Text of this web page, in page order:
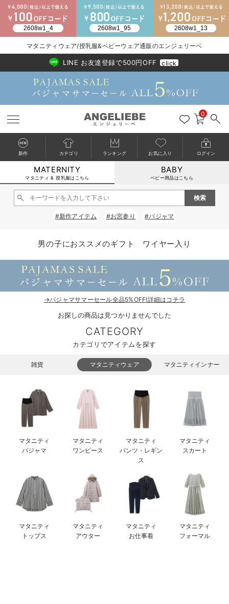
マタニティウェア全て
マタニティ ワンピース
マタニティ トップス
マタニティ アウター（コート）・ママコート
マタニティ 下着・インナー全て
授乳ブラ・マタニティブラ（マタニティインナー・産後用品）
マタニティ 授乳 キャミソール
産褥ショーツ
骨盤・マタニティベルト （妊娠中・産後）
マタニティ 腹巻き
授乳服全て
マタニティ フォーマル全て
マタニティ スーツ
マタニティ フォーマル パンツ・ボトムス
授乳用品全て
妊婦用 抱き枕・授乳クッション
マタニティレッグウェア全て
マタニティストッキング・タイツ
マタニティ ボディケア全て
アウトレット全て
【アウトレット】ワンピース
【アウトレット】パジャマ
【アウトレット】インナー
【アウトレット】ベビー
特集全て
コットン素材
ブラトップ
快適機能ウェア特集 トップス
快適機能ウェア特集 ボトムス
快適機能ウェア特集 パジャマ
安心の日本製。先輩ママが買ってよかった！本当に必要な出産準備品
ハレの日に着るANGELIEBEのセレモニー
買って正解！高評価レビューアイテム
再入荷全て
再入荷｜インナー
戻る
送料無料アイテム全て
ワンピース
スカート
パジャマ
インナー
ベビー
戻る
ブラキャミ おまとめ
MAX55%OFF ブラックフ
戻る
【37周年祭セール】
【37周年祭セール】
戻る
気温差別オススメア
【15℃】3月下旬～
戻る
動きやすく着回しで
戻る
強撚スムース(コスパ
戻る
マタニティウェア
【おまとめ割】パジ
戻る
こだわりの履き心地
カジュアル
オフィス
戻る
ジャケット派
きれいめ美脚パンツ派
ツィード派
王道シンプル派
戻る
出産準備応援割全て
マタニティパジャマ
戻る
【オフィスカジュア
戻る
レギンスタイプ
戻る
【フォーマル】ワン
戻る
【ベビー】長袖
戻る
ハンカチ
短肌着
セット
戻る
快適ウェア10%OFF
快適ウェア10%OFF
戻る
春のマタニティワン
セットアップ・ レイ
ジャンパースカート/
ワーク・オフィス
カジュアル
あったかアイテム｜
戻る
Gift Selection 出産
〜3,000円（税込）
10,001円（税込）〜
女の子におススメの
男の子におススメの
もらって嬉しいギフト
何枚あっても嬉しい
長く使えるアイテム
お部屋映えアイテム
戻る
冬の冷え対策インナ
薄くてあったか
保温&リカバリー
レギンス・タイツ
カップ付きインナー
裏起毛素材
戻る
入院準備の持ち物チ
入院してすぐ使うグ
戻る
冬のあったか特集全て
【冬のあったか特集
【冬のあったか特集
マタニティウェア/授乳服&ベビーウェア通販のエンジェリーベ
2026/NewArrival
送料495円(一部地域を除く) 7,700円以上で送料無料
LINE お友達登録で500円OFF click
0
新作 カテゴリ ランキング お気に入り ログイン
MATERNITY
マタニティ & 授乳服はこちら
BABY
ベビー用品はこちら
#新作アイテム #お宮参り #パジャマ
男の子におススメのギフト ワイヤー入り
→パジャマサマーセール全品5%OFF!詳細はコチラ
お探しの商品は見つかりませんでした
CATEGORY
カテゴリでアイテムを探す
雑貨 マタニティウェア マタニティインナー
マタニティ
パジャマ
マタニティ
ワンピース
マタニティ
パンツ・レギン
ス
マタニティ
スカート
マタニティ
トップス
マタニティ
アウター
マタニティ
お仕事着
マタニティ
フォーマル
カートに入れる
閉じる